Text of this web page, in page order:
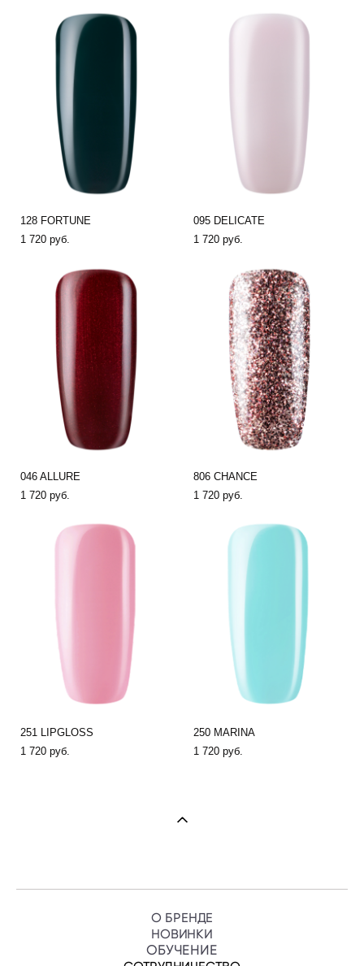
128 FORTUNE
1 720 pуб.
095 DELICATE
1 720 pуб.
046 ALLURE
1 720 pуб.
806 CHANCE
1 720 pуб.
251 LIPGLOSS
1 720 pуб.
250 MARINA
1 720 pуб.
О БРЕНДЕ
НОВИНКИ
ОБУЧЕНИЕ